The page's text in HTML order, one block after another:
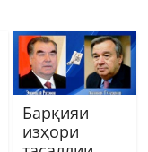
Барқияи
изҳори